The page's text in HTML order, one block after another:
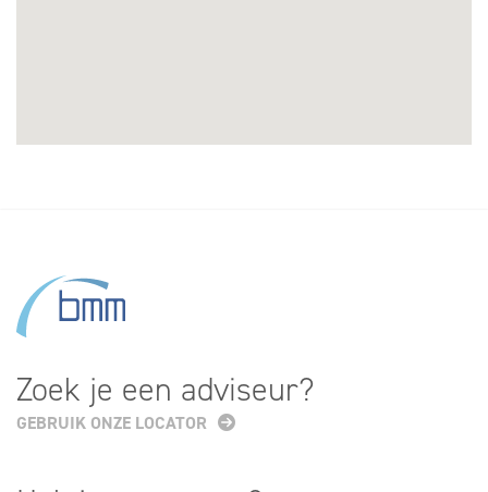
Zoek je een adviseur?
GEBRUIK ONZE LOCATOR